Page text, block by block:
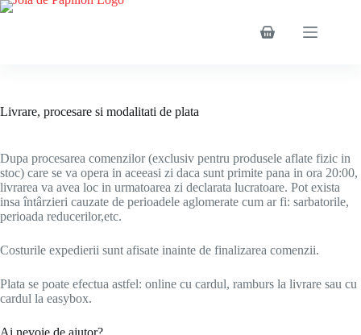
Sari
Coș
Livrare, procesare si modalitati de plata
Dupa procesarea comenzilor (exclusiv pentru produsele aflate fizic in
stoc) care se va opera in aceeasi zi daca sunt primite pana in ora 20:00,
livrarea va avea loc in urmatoarea zi declarata lucratoare. Pot exista
insa întârzieri cauzate de perioadele aglomerate cum ar fi: sarbatorile,
perioada reducerilor,etc.
Costurile expedierii sunt afisate inainte de finalizarea comenzii.
Plata se poate efectua astfel: online cu cardul, ramburs la livrare sau cu
cardul la easybox.
Ai nevoie de ajutor?